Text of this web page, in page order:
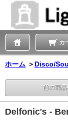
カ
ホーム ＞ Disco/
前の商品
Delfonic's -